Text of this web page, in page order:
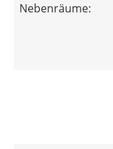
Nebenräume: